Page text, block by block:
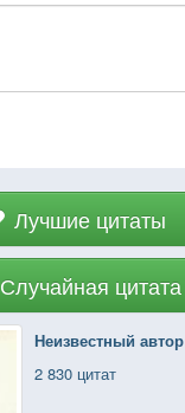
Лучшие цитаты
Случайная цитата
Неизвестный автор
2 830 цитат